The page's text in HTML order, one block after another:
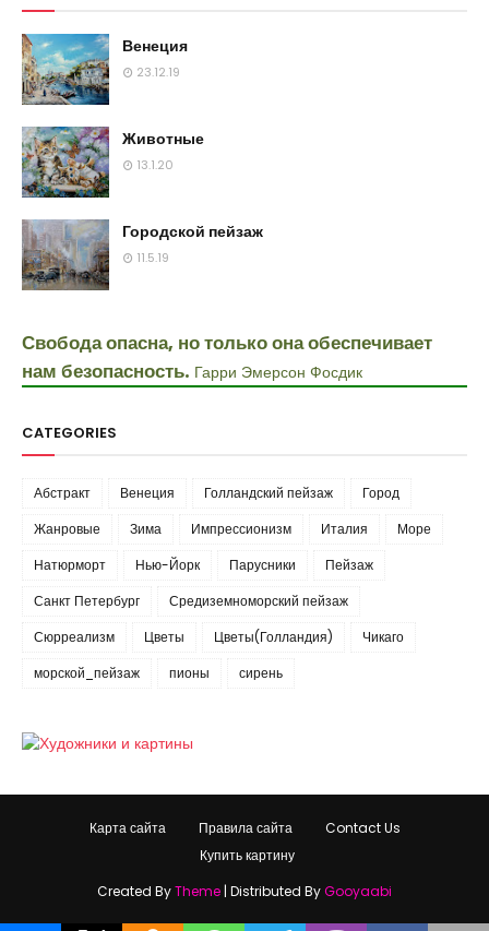
Венеция
23.12.19
Животные
13.1.20
Городской пейзаж
11.5.19
Свобода опасна, но только она обеспечивает
нам безопасность. Гарри Эмерсон Фосдик
CATEGORIES
Абстракт Венеция Голландский пейзаж
Город
Жанровые
Зима Импрессионизм Италия
Море
Натюрморт
Нью-Йорк Парусники
Пейзаж
Санкт Петербург
Средиземноморский пейзаж
Сюрреализм
Цветы Цветы(Голландия)
Чикаго
морской_пейзаж
пионы сирень
Карта сайта Правила сайта
Contact Us
Купить картину
Created ByTheme | Distributed ByGooyaabi